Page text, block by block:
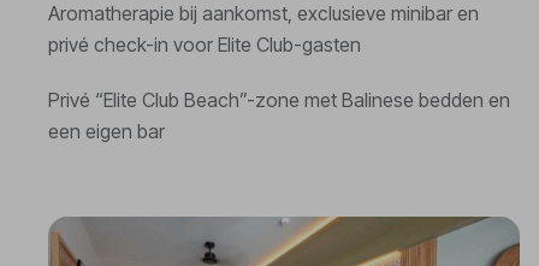
Aromatherapie bij aankomst, exclusieve minibar en
privé check-in voor Elite Club-gasten
Privé “Elite Club Beach”-zone met Balinese bedden en
een eigen bar